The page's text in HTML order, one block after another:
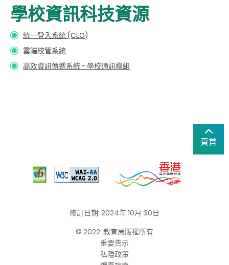
學校資訊科技資源
統一登入系統 (CLO)
雲端校管系統
高效資訊傳遞系統 - 學校通訊模組
頁首
修訂日期: 2024年 10月 30日
© 2022. 教育局版權所有
重要告示
私隱政策